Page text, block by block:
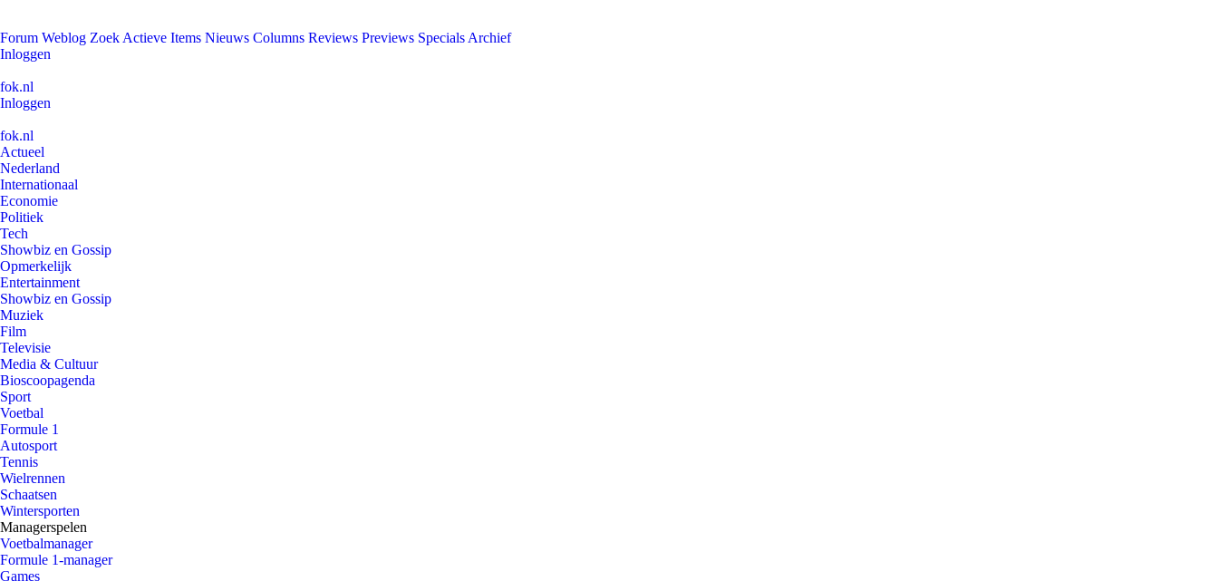
Forum Weblog Zoek Actieve Items Nieuws Columns Reviews Previews Specials Archief
Inloggen
fok.nl
Inloggen
fok.nl
Actueel
Nederland
Internationaal
Economie
Politiek
Tech
Showbiz en Gossip
Opmerkelijk
Entertainment
Showbiz en Gossip
Muziek
Film
Televisie
Media & Cultuur
Bioscoopagenda
Sport
Voetbal
Formule 1
Autosport
Tennis
Wielrennen
Schaatsen
Wintersporten
Managerspelen
Voetbalmanager
Formule 1-manager
Games